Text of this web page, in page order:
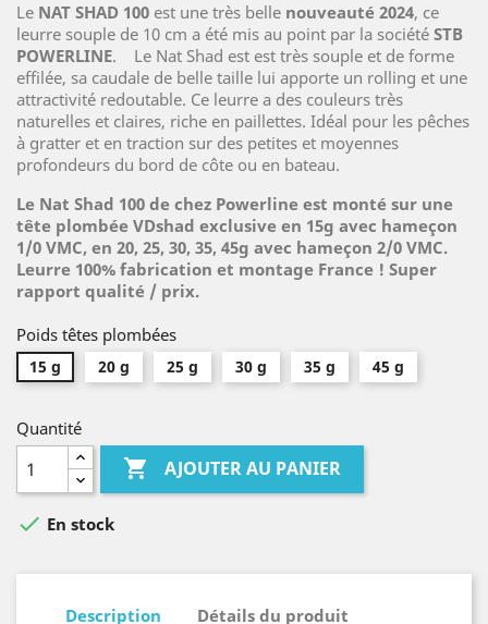
Le NAT SHAD 100 est une très belle nouveauté 2024, ce
leurre souple de 10 cm a été mis au point par la société STB
POWERLINE. Le Nat Shad est est très souple et de forme
effilée, sa caudale de belle taille lui apporte un rolling et une
attractivité redoutable. Ce leurre a des couleurs très
naturelles et claires, riche en paillettes. Idéal pour les pêches
à gratter et en traction sur des petites et moyennes
profondeurs du bord de côte ou en bateau.
Le Nat Shad 100 de chez Powerline est monté sur une
tête plombée VDshad exclusive en 15g avec hameçon
1/0 VMC, en 20, 25, 30, 35, 45g avec hameçon 2/0 VMC.
Leurre 100% fabrication et montage France ! Super
rapport qualité / prix.
Poids têtes plombées
15 g 20 g 25 g 30 g 35 g 45 g
Quantité
 AJOUTER AU PANIER
 En stock
Description Détails du produit